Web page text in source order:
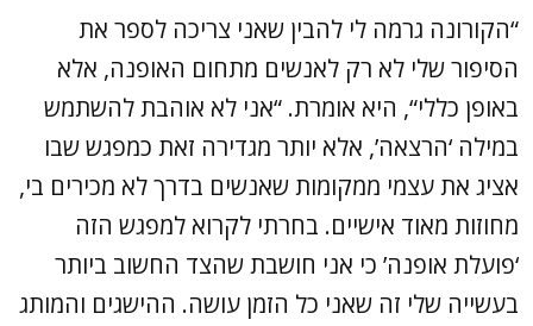
“הקורונה גרמה לי להבין שאני צריכה לספר את
הסיפור שלי לא רק לאנשים מתחום האופנה, אלא
באופן כללי“, היא אומרת. “אני לא אוהבת להשתמש
במילה ‘הרצאה’, אלא יותר מגדירה זאת כמפגש שבו
אציג את עצמי ממקומות שאנשים בדרך לא מכירים בי,
מחוזות מאוד אישיים. בחרתי לקרוא למפגש הזה
‘פועלת אופנה’ כי אני חושבת שהצד החשוב ביותר
בעשייה שלי זה שאני כל הזמן עושה. ההישגים והמותג